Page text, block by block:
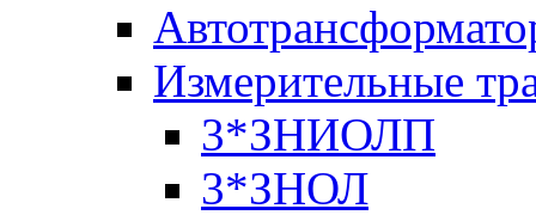
Измерительные
3*ЗНИОЛП
3*ЗНОЛ